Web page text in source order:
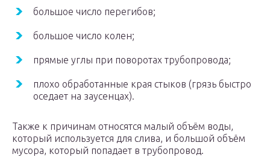
большое число перегибов;
большое число колен;
прямые углы при поворотах трубопровода;
плохо обработанные края стыков (грязь быстро
оседает на заусенцах).
Также к причинам относятся малый объём воды,
который используется для слива, и большой объём
мусора, который попадает в трубопровод.